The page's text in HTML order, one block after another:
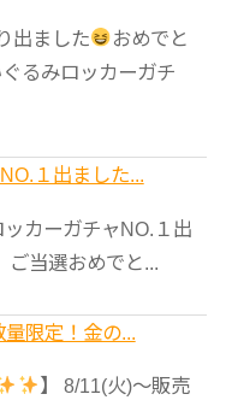
出ました
おめでと
ぐるみロッカーガチ
１出ました...
カーガチャNO.１出
ご当選おめでと...
限定！金の...
】 8/11(火)～販売